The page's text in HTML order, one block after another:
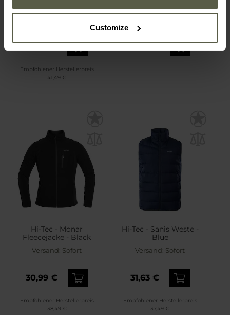
Customize
36,99 €
Empfohlener Herstellerpreis
41,49 €
27,72 €
Hi-Tec - Monar
Fleecejacke - Black
Versand: Sofort
30,99 €
Empfohlener Herstellerpreis
38,49 €
Hi-Tec - Sanis Weste -
Blue
Versand: Sofort
31,63 €
Empfohlener Herstellerpreis
37,49 €